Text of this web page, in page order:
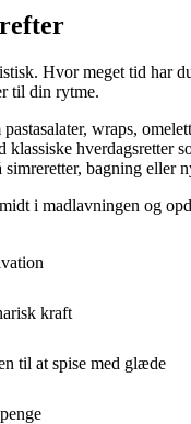
Hvor meget tid har
til din rytme.
wraps,
hverdagsretter
bagning eller
i madlavningen og
kraft
til at spise med glæde